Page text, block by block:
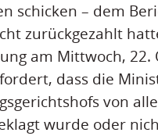
schicken – dem
zurückgezahlt
am Mittwoch, 22.
dass die
von
wurde oder